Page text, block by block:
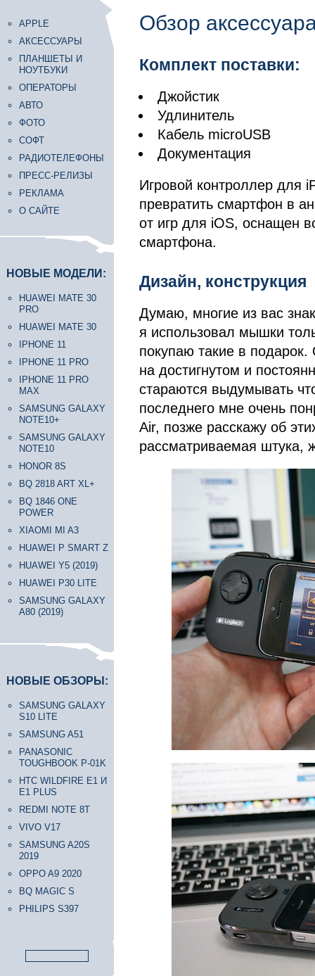
APPLE
АКСЕССУАРЫ
ПЛАНШЕТЫ И
НОУТБУКИ
ОПЕРАТОРЫ
АВТО
ФОТО
СОФТ
РАДИОТЕЛЕФОНЫ
ПРЕСС-РЕЛИЗЫ
РЕКЛАМА
О САЙТЕ
НОВЫЕ МОДЕЛИ:
HUAWEI MATE 30
PRO
HUAWEI MATE 30
IPHONE 11
IPHONE 11 PRO
IPHONE 11 PRO
MAX
SAMSUNG GALAXY
NOTE10+
SAMSUNG GALAXY
NOTE10
HONOR 8S
BQ 2818 ART XL+
BQ 1846 ONE
POWER
XIAOMI MI A3
HUAWEI P SMART Z
HUAWEI Y5 (2019)
HUAWEI P30 LITE
SAMSUNG GALAXY
A80 (2019)
НОВЫЕ ОБЗОРЫ:
SAMSUNG GALAXY
S10 LITE
SAMSUNG A51
PANASONIC
TOUGHBOOK P-01K
HTC WILDFIRE E1 И
E1 PLUS
REDMI NOTE 8T
VIVO V17
SAMSUNG A20S
2019
OPPO A9 2020
BQ MAGIC S
PHILIPS S397
Обзор
Комплект поставки:
Джойстик
Удлинитель
Кабель microUSB
Документация
Игровой контроллер для
превратить смартфон в
от игр для iOS, оснащен
смартфона.
Дизайн, конструкция
Думаю, многие из вас
я использовал мышки
покупаю такие в
на достигнутом и
стараются выдумывать
последнего мне очень
Air, позже расскажу об
рассматриваемая штука,